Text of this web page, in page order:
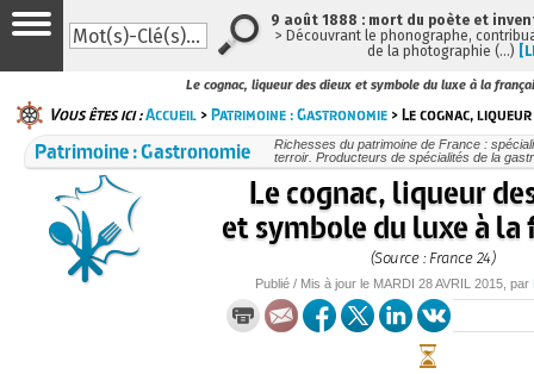
Le cognac, liqueur des dieux et symbole du luxe à la
Vous êtes ici :Accueil >Patrimoine : Gastronomie > Le cognac,
Patrimoine : Gastronomie
Richesses du patrimoine de France :
terroir. Producteurs de spécialités de la
Le cognac, liqueur
et symbole du luxe à la
(Source : France 24)
Publié / Mis à jour le MARDI 28 AVRIL 2015 , par
9 août 1888 : mort du poète et
> Découvrant le phonographe,
de la photographie (…)